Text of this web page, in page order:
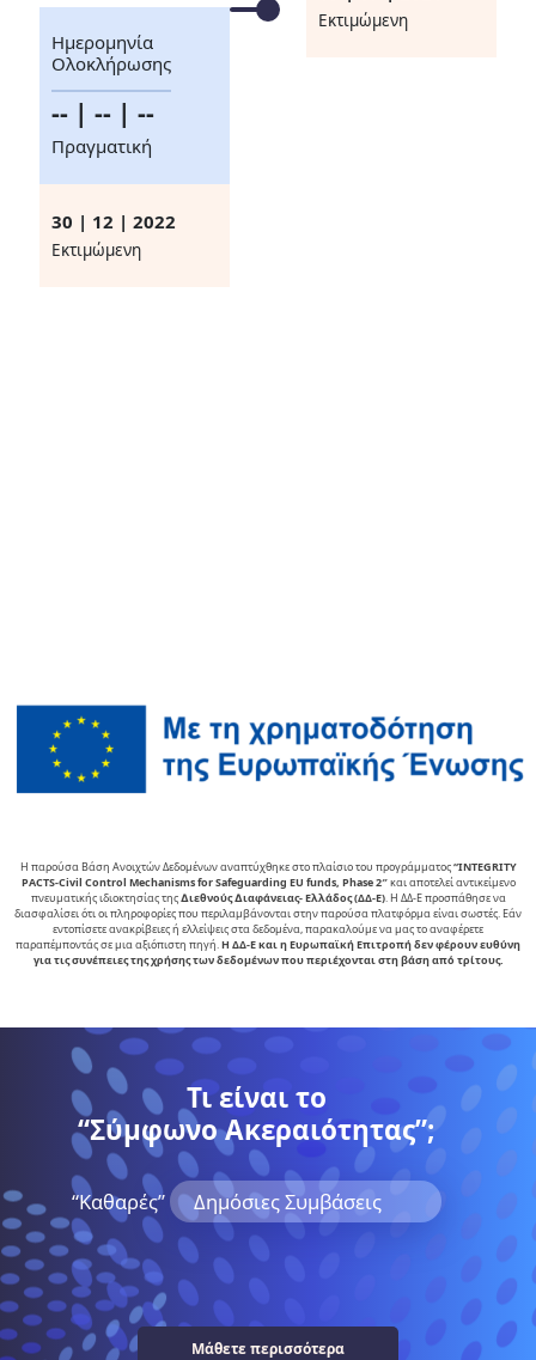
Eκτιμώμενη
Ημερομηνία
Ολοκλήρωσης
-- | -- | --
Πραγματική
30 | 12 | 2022
Eκτιμώμενη
Η παρούσα Βάση Ανοιχτών Δεδομένων αναπτύχθηκε στο πλαίσιο του προγράμματος“INTEGRITY
PACTS-Civil Control Mechanisms for Safeguarding EU funds, Phase 2″και αποτελεί αντικείµενο
πνευµατικής ιδιοκτησίας της∆ιεθνούς ∆ιαφάνειας- Ελλάδος (ΔΔ-Ε). Η ΔΔ-Ε προσπάθησε να
διασφαλίσει ότι οι πληροφορίες που περιλαμβάνονται στην παρούσα πλατφόρμα είναι σωστές. Εάν
εντοπίσετε ανακρίβειες ή ελλείψεις στα δεδομένα, παρακαλούμε να μας το αναφέρετε
παραπέμποντάς σε μια αξιόπιστη πηγή.Η ΔΔ-Ε και η Ευρωπαϊκή Επιτροπή δεν φέρουν ευθύνη
για τις συνέπειες της χρήσης των δεδομένων που περιέχονται στη βάση από τρίτους.
Τι είναι το
“Σύμφωνο Ακεραιότητας”;
“Kαθαρές” Δημόσιες Συμβάσεις
Μάθετε περισσότερα